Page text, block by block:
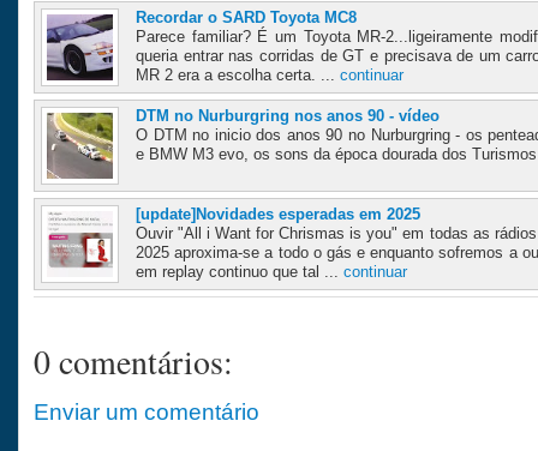
Recordar o SARD Toyota MC8
Parece familiar? É um Toyota MR-2...ligeiramente
queria entrar nas corridas de GT e precisava de um
MR 2 era a escolha certa. ... continuar
DTM no Nurburgring nos anos 90 - vídeo
O DTM no inicio dos anos 90 no Nurburgring - os
e BMW M3 evo, os sons da época dourada dos
[update]Novidades esperadas em 2025
Ouvir "All i Want for Chrismas is you" em todas as
2025 aproxima-se a todo o gás e enquanto sofremos a
em replay continuo que tal ... continuar
0 comentários:
Enviar um comentário